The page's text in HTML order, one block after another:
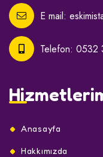
E mail:
Telefon: 0532
Anasayfa
Hakkımızda